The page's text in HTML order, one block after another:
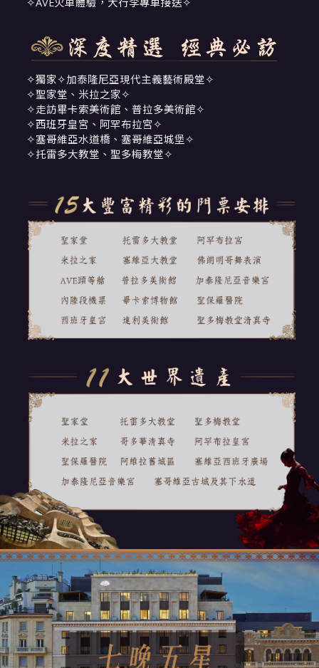
✧獨家✧加泰隆尼亞現代主義藝術殿堂✧
✧聖家堂、米拉之家✧
✧走訪畢卡索美術館、普拉多美術館✧
✧西班牙皇宮、阿罕布拉宮✧
✧塞哥維亞水道橋、塞哥維亞城堡✧
✧托雷多大教堂、聖多梅教堂✧